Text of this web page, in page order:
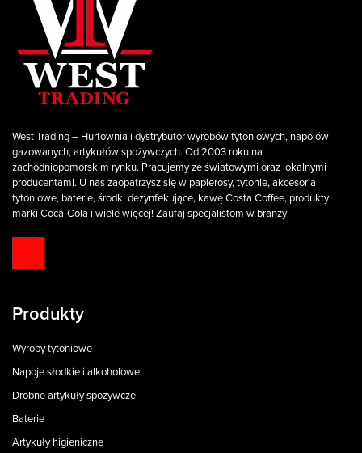
West Trading – Hurtownia i dystrybutor wyrobów tytoniowych, napojów
gazowanych, artykułów spożywczych. Od 2003 roku na
zachodniopomorskim rynku. Pracujemy ze światowymi oraz lokalnymi
producentami. U nas zaopatrzysz się w papierosy, tytonie, akcesoria
tytoniowe, baterie, środki dezynfekujące, kawę Costa Coffee, produkty
marki Coca-Cola i wiele więcej! Zaufaj specjalistom w branży!
Produkty
Wyroby tytoniowe
Napoje słodkie i alkoholowe
Drobne artykuły spożywcze
Baterie
Artykuły higieniczne